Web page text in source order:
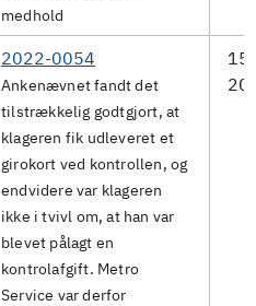
medhold
2022-0054
Ankenævnet fandt det
tilstrækkelig godtgjort, at
klageren fik udleveret et
girokort ved kontrollen, og
endvidere var klageren
ikke i tvivl om, at han var
blevet pålagt en
kontrolafgift. Metro
Service var derfor